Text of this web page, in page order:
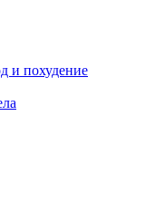
и похудение